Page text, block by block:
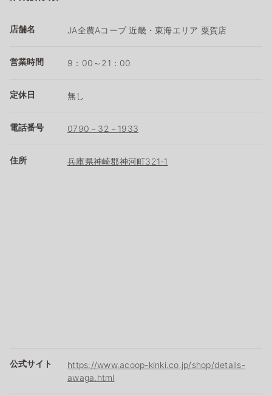
店舗名 JA全農Aコープ 近畿・東海エリア 粟賀店
営業時間 9：00～21：00
定休日 無し
電話番号 0790－32－1933
住所 兵庫県神崎郡神河町321-1
公式サイト
https://www.acoop-kinki.co.jp/shop/details-
awaga.html